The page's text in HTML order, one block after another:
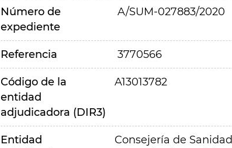
Número de
expediente
A/SUM-027883/2020
Referencia 3770566
Código de la
entidad
adjudicadora (DIR3)
A13013782
Entidad
Consejería de Sanidad